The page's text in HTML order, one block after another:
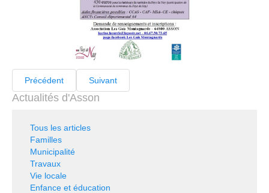
Précédent Suivant
Actualités d'Asson
Tous les articles
Familles
Municipalité
Travaux
Vie locale
Enfance et éducation